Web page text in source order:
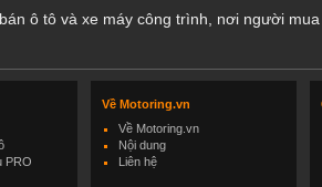
ô tô và xe máy công trình, nơi người
PRO
Về Motoring.vn
Về Motoring.vn
Nội dung
Liên hệ